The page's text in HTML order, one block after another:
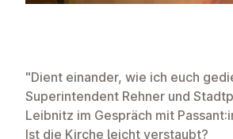
"Dient einander, wie ich euch
Superintendent Rehner und
Leibnitz im Gespräch mit
Ist die Kirche leicht verstaubt?